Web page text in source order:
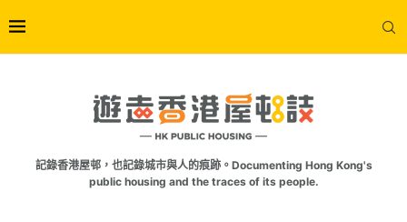
記錄香港屋邨，也記錄城市與人的痕跡。Documenting Hong Kong's
public housing and the traces of its people.